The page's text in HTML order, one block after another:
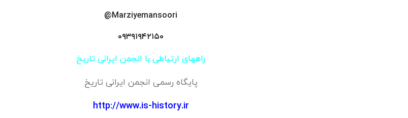
Marziyemansoori@
۰۹۳۹۱۹۴۲۱۵۰
راههای ارتباطی با انجمن ایرانی تاریخ
پایگاه رسمی انجمن ایرانی تاریخ
http://www.is-history.ir